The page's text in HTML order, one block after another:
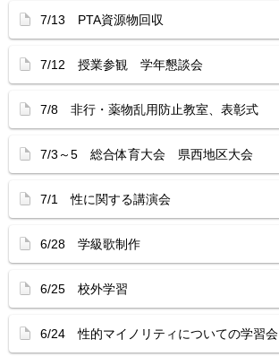
7/13 PTA資源物回収
7/12 授業参観 学年懇談会
7/8 非行・薬物乱用防止教室、表彰式
7/3～5 総合体育大会 県西地区大会
7/1 性に関する講演会
6/28 学級歌制作
6/25 校外学習
6/24 性的マイノリティについての学習会